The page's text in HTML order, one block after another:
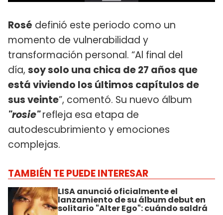
Rosé definió este periodo como un
momento de vulnerabilidad y
transformación personal. “Al final del
día, soy solo una chica de 27 años que
está viviendo los últimos capítulos de
sus veinte”, comentó. Su nuevo álbum
"rosie"refleja esa etapa de
autodescubrimiento y emociones
complejas.
TAMBIÉN TE PUEDE INTERESAR
LISA anunció oficialmente el
lanzamiento de su álbum debut en
solitario "Alter Ego": cuándo saldrá